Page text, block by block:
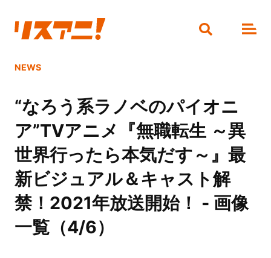
NEWS
“なろう系ラノベのパイオニ
ア”TVアニメ『無職転生 ～異
世界行ったら本気だす～』最
新ビジュアル＆キャスト解
禁！2021年放送開始！ - 画像
一覧（4/6）